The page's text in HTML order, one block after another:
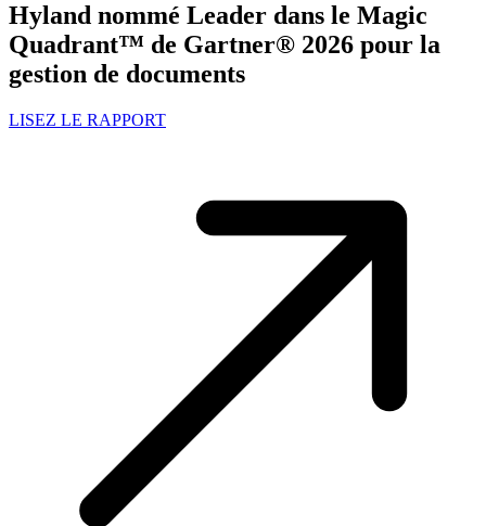
Hyland nommé Leader dans le Magic
Quadrant™ de Gartner® 2026 pour la
gestion de documents
LISEZ LE RAPPORT